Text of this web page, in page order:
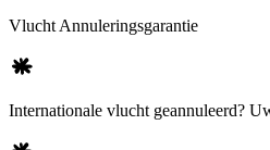
Vlucht Annuleringsgarantie
Internationale vlucht geannuleerd?